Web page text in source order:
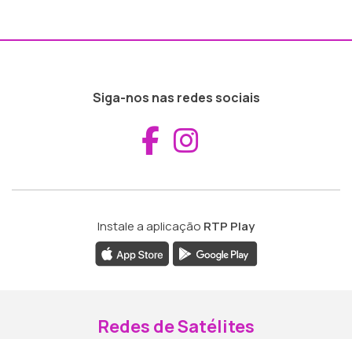
Siga-nos nas redes sociais
Aceder ao
Instale a aplicação RTP Play
Redes de Satélites